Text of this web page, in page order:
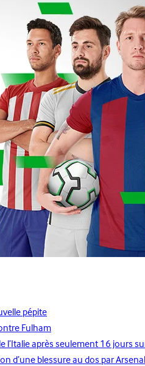
pépite
Fulham
après seulement 16 jours
d’une blessure au dos par Arsenal